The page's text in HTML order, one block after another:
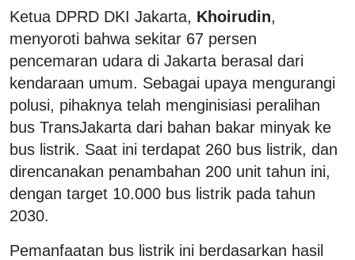
Ketua DPRD DKI Jakarta, Khoirudin,
menyoroti bahwa sekitar 67 persen
pencemaran udara di Jakarta berasal dari
kendaraan umum. Sebagai upaya mengurangi
polusi, pihaknya telah menginisiasi peralihan
bus TransJakarta dari bahan bakar minyak ke
bus listrik. Saat ini terdapat 260 bus listrik, dan
direncanakan penambahan 200 unit tahun ini,
dengan target 10.000 bus listrik pada tahun
2030.
Pemanfaatan bus listrik ini berdasarkan hasil